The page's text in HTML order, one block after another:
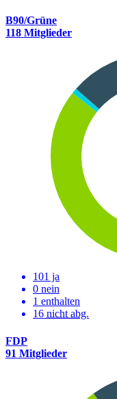
B90/Grüne
118 Mitglieder
101 ja
0 nein
1 enthalten
16 nicht abg.
FDP
91 Mitglieder